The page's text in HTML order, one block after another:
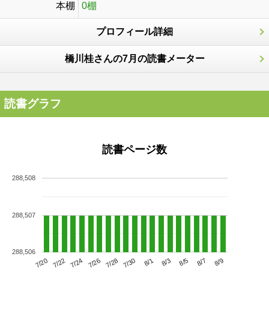
本棚 0棚
プロフィール詳細
橋川桂さんの7月の読書メーター
読書グラフ
読書ページ数
7/20 7/22 7/24 7/26 7/28 7/30 8/1 8/3 8/5 8/7 8/9
288,506
288,507
288,508